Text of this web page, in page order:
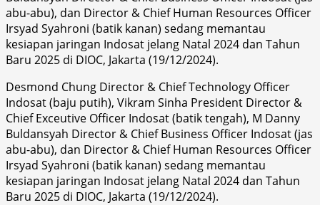
Desmond Chung Director & Chief Technology Officer
Indosat (baju putih), Vikram Sinha President Director &
Chief Exceutive Officer Indosat (batik tengah), M Danny
Buldansyah Director & Chief Business Officer Indosat (jas
abu-abu), dan Director & Chief Human Resources Officer
Irsyad Syahroni (batik kanan) sedang memantau
kesiapan jaringan Indosat jelang Natal 2024 dan Tahun
Baru 2025 di DIOC, Jakarta (19/12/2024).